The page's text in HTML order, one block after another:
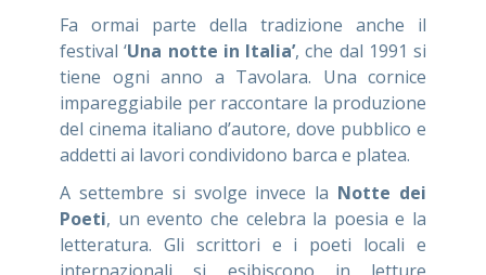
Fa ormai parte della tradizione anche il
festival ‘Una notte in Italia’, che dal 1991 si
tiene ogni anno a Tavolara. Una cornice
impareggiabile per raccontare la produzione
del cinema italiano d’autore, dove pubblico e
addetti ai lavori condividono barca e platea.
A settembre si svolge invece la Notte dei
Poeti, un evento che celebra la poesia e la
letteratura. Gli scrittori e i poeti locali e